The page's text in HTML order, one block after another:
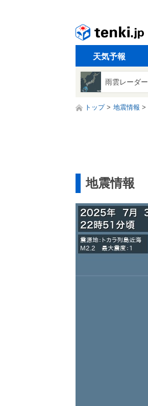
天気予報
雨雲レーダー
トップ 地震情報
地震情報